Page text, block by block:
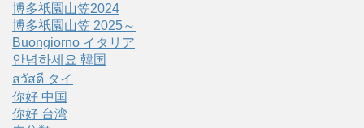
博多祇園山笠2024
博多祇園山笠 2025～
Buongiorno イタリア
안녕하세요 韓国
สวัสดี タイ
你好 中国
你好 台湾